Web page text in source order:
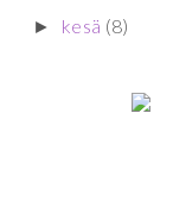
► kesä (8)